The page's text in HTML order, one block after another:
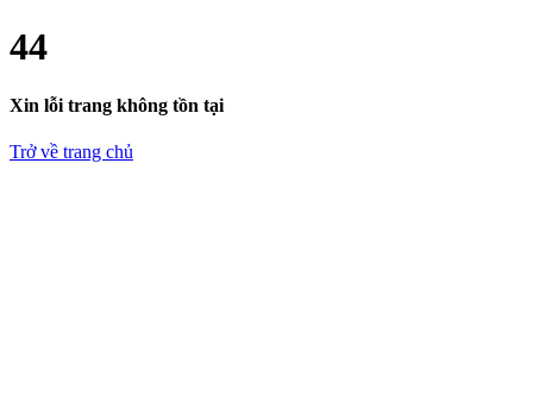
44
Xin lỗi trang không tồn tại
Trở về trang chủ